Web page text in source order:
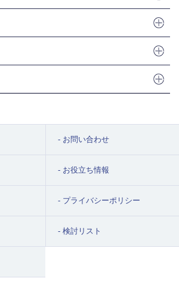
お問い合わせ
お役立ち情報
プライバシーポリシー
検討リスト